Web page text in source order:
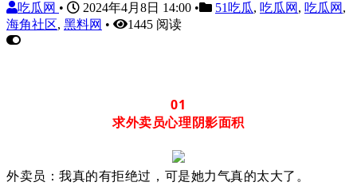
吃瓜网 • 2024年4月8日 14:00 • 51吃瓜, 吃瓜网 , 吃瓜网 ,
海角社区, 黑料网 • 1445 阅读
01
求外卖员心理阴影面积
外卖员：我真的有拒绝过，可是她力气真的太大了。